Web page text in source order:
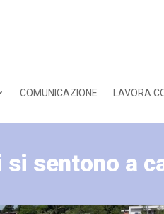
COMUNICAZIONE LAVORA
sentono a